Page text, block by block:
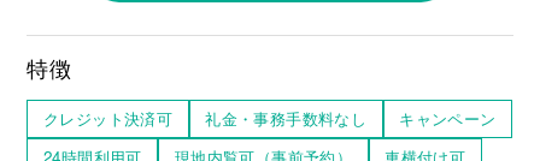
特徴
クレジット決済可 礼金・事務手数料なし
キャンペーン
24時間利用可
現地内覧可（事前予約）
車横付け可